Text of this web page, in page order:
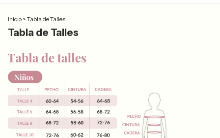
Inicio > Tabla de Talles
Tabla de Talles